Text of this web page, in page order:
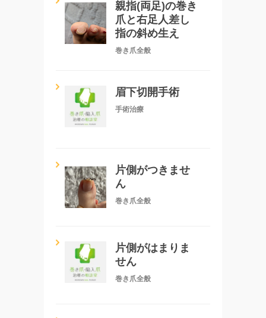
親指(両足)の巻き
爪と右足人差し
指の斜め生え
巻き爪全般
眉下切開手術
手術治療
片側がつきませ
ん
巻き爪全般
片側がはまりま
せん
巻き爪全般